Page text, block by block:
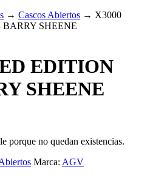
→ Cascos Abiertos → X3000
SHEENE
EDITION
SHEENE
porque no quedan existencias.
Marca: AGV